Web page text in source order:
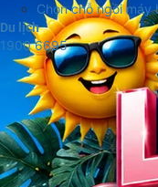
Chọn chỗ ngồi máy
Du lịch
1900 6695